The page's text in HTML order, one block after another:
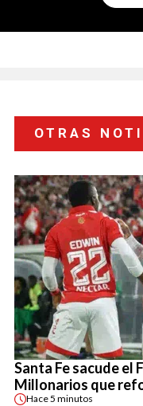
OTRAS
Santa Fe sacude el
Millonarios que
Hace5 minutos